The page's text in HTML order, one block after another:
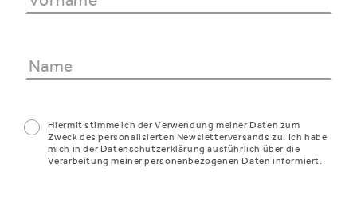
Hiermit stimme ich der Verwendung meiner Daten zum
Zweck des personalisierten Newsletterversands zu. Ich habe
mich in der Datenschutzerklärung ausführlich über die
Verarbeitung meiner personenbezogenen Daten informiert.